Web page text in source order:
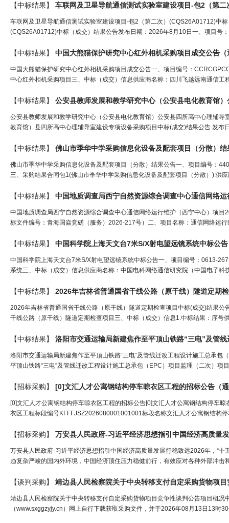
【中标结果】 车联网及卫星导航通信测试实验室建设项目-包2（第
车联网及卫星导航通信测试实验室建设项目-包2（第二次）(CQS26A01712)中
(CQS26A01712)中标（成交）结果公告发布日期：2026年8月10日一、项目号
【中标结果】 中国大熊猫保护研究中心红外相机采购项目成交公告（
中国大熊猫保护研究中心红外相机采购项目成交公告一、项目编号：
中心红外相机采购项目三、中标（成交）信息供应商名称：四川飞越远南通信
【中标结果】
公安县教师发展和教学研究中心（公安县电化教育馆）公安县四所高中心理辅
教育馆）县四所高中心理辅导室建设专项设备采购项目中标(成交)结果公告 发
【中标结果】 佛山市季华中学采购信息化设备及配套项目（分散）结
佛山市季华中学采购信息化设备及配套项目（分散）结果公告一、项目编号：
三、采购结果合同包1(佛山市季华中学采购信息化设备及配套项目（分散）):供
【中标结果】 中国地质调查局西宁自然资源综合调查中心通信网络运
中国地质调查局西宁自然资源综合调查中心通信网络运行维护（西宁中心）项
标文件编号：青海国焱竞磋（服务）2026-217号）二、项目名称：通信网络运
【中标结果】 中国科学院上海天文台7米S/X射电望远镜系统中标公
中国科学院上海天文台7米S/X射电望远镜系统中标公告一、项目编号：0613-
系统三、中标（成交）信息供应商名称：中国电科网络通信研究院（中国电子
【中标结果】 2026年吉林省普通国省干线公路（原干线）隧道定期
2026年吉林省普通国省干线公路（原干线）隧道定期检查项目中标(成交)结果
干线公路（原干线）隧道定期检查项目三、中标（成交）信息1.中标结果：序号
【中标结果】 洛阳市交通运输局新建焦作至平顶山铁路“三电”及管线迁改工程设
洛阳市交通运输局新建焦作至平顶山铁路“三电”及管线迁改工程设计施工总承
平顶山铁路“三电”及管线迁改工程设计施工总承包（EPC）项目监理（二次）
【招标采购】 [0]文汇人才公寓钢结构停车晾衣区工程的招标公告（
[0]文汇人才公寓钢结构停车晾衣区工程的招标公告[0]文汇人才公寓钢结构停车
衣区工程标段编号KFFFJSZ2026080001001001标段名称文汇人才公寓钢结构
【招标采购】 万安县人民政府-习近平经济思想指引中国经济高质量
万安县人民政府-习近平经济思想指引中国经济高质量发展行稳致远2026年，
趋复杂严峻的国内外环境，中国经济顶住压力稳健前行，有效应对各种外部
【谈判采购】 靖边县人民检察院关于中央转移支付自定采购货物项
靖边县人民检察院关于中央转移支付自定采购货物项目竞争性谈判公告项目概
（www.sxggzyjy.cn）网上自行下载获取采购文件，并于2026年08月13日13时